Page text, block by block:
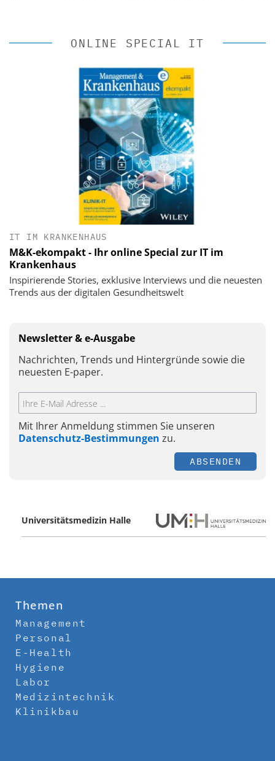
ONLINE SPECIAL IT
IT IM KRANKENHAUS
M&K-ekompakt - Ihr online Special zur IT im
Krankenhaus
Inspirierende Stories, exklusive Interviews und die neuesten
Trends aus der digitalen Gesundheitswelt
Newsletter & e-Ausgabe
Nachrichten, Trends und Hintergründe sowie die
neuesten E-paper.
Mit Ihrer Anmeldung stimmen Sie unseren
Datenschutz-Bestimmungen zu.
ABSENDEN
Universitätsmedizin Halle
Themen
Management
Personal
E-Health
Hygiene
Labor
Medizintechnik
Klinikbau